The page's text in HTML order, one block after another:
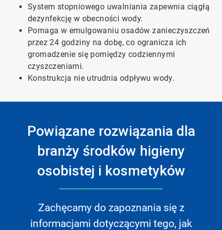
System stopniowego uwalniania zapewnia ciągłą
dezynfekcję w obecności wody.
Pomaga w emulgowaniu osadów zanieczyszczeń
przez 24 godziny na dobę, co ogranicza ich
gromadzenie się pomiędzy codziennymi
czyszczeniami.
Konstrukcja nie utrudnia odpływu wody.
Powiązane rozwiązania dla
branży środków higieny
osobistej i kosmetyków
Zachęcamy do zapoznania się z
informacjami dotyczącymi tego, jak